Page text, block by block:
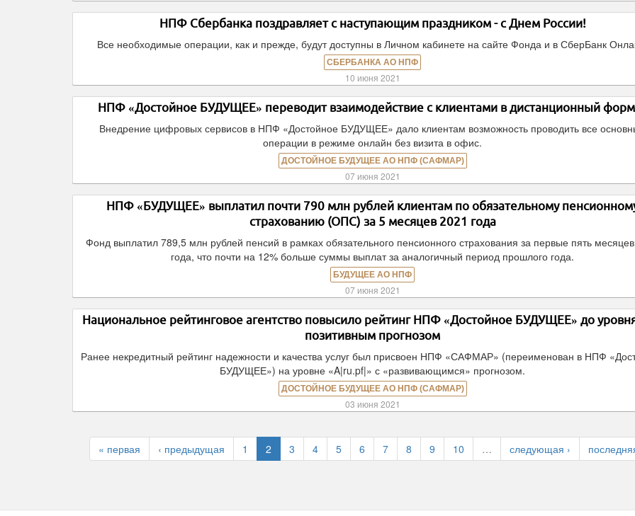
НПФ Сбербанка поздравляет с наступающим праздником - с Днем России!
Все необходимые операции, как и прежде, будут доступны в Личном кабинете на сайте Фонда и в СберБанк
СБЕРБАНКА АО НПФ
10 июня 2021
НПФ «Достойное БУДУЩЕЕ» переводит взаимодействие с клиентами в дистанционный
Внедрение цифровых сервисов в НПФ «Достойное БУДУЩЕЕ» дало клиентам возможность проводить все
операции в режиме онлайн без визита в офис.
ДОСТОЙНОЕ БУДУЩЕЕ АО НПФ (САФМАР)
07 июня 2021
НПФ «БУДУЩЕЕ» выплатил почти 790 млн рублей клиентам по обязательному
страхованию (ОПС) за 5 месяцев 2021 года
Фонд выплатил 789,5 млн рублей пенсий в рамках обязательного пенсионного страхования за первые пять
года, что почти на 12% больше суммы выплат за аналогичный период прошлого года.
БУДУЩЕЕ АО НПФ
07 июня 2021
Национальное рейтинговое агентство повысило рейтинг НПФ «Достойное БУДУЩЕЕ» до
позитивным прогнозом
Ранее некредитный рейтинг надежности и качества услуг был присвоен НПФ «САФМАР» (переименован в НПФ
БУДУЩЕЕ») на уровне «A|ru.pf|» с «развивающимся» прогнозом.
ДОСТОЙНОЕ БУДУЩЕЕ АО НПФ (САФМАР)
03 июня 2021
« первая ‹ предыдущая 1 2 3 4 5 6 7 8 9 10 … следующая ›